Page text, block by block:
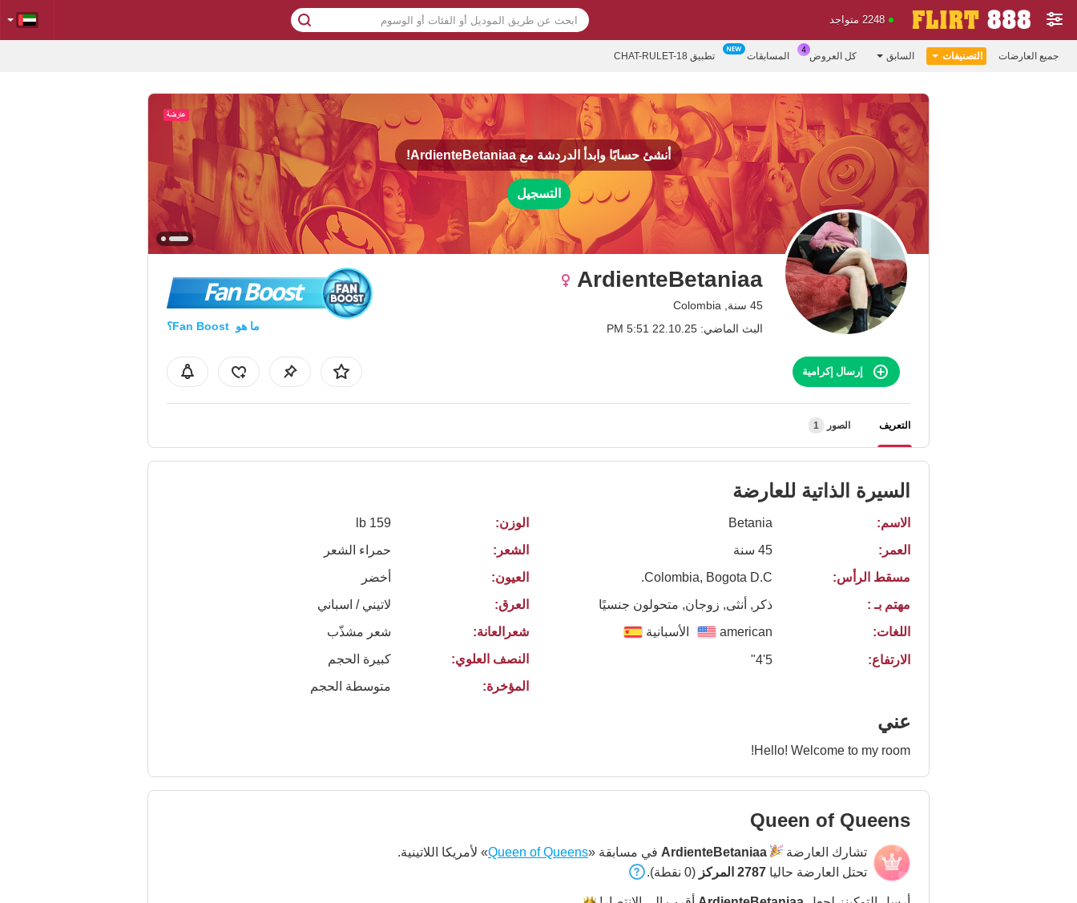
2248 متواجد
جميع العارضات التصنيفات السابق كل العروض المسابقات تطبيق CHAT-RULET-18
أنشئ حسابًا وابدأ الدردشة معArdienteBetaniaa!
التسجيل
ArdienteBetaniaa
45 سنة, Colombia
البث الماضي: 22.10.25 5:51 PM
Fan Boost
ما هو Fan Boost؟
إرسال إكرامية
التعريف الصور 1
السيرة الذاتية للعارضة
الاسم:
Betania
العمر:
45 سنة
مسقط الرأس:
Colombia, Bogota D.C.
مهتم بـ :
ذكر, أنثى, زوجان, متحولون جنسيًا
اللغات:
american الأسبانية
الارتفاع: 5'4"
الوزن:
159 lb
الشعر:
حمراء الشعر
العيون:
أخضر
العرق:
لاتيني / اسباني
شعرالعانة:
شعر مشذّب
النصف العلوي:
كبيرة الحجم
المؤخرة:
متوسطة الحجم
عني
Hello! Welcome to my room!
Queen of Queens
تشارك العارضة ArdienteBetaniaa في مسابقة «Queen of Queens» لأمريكا اللاتينية.
تحتل العارضة حاليا 2787 المركز (0 نقطة).